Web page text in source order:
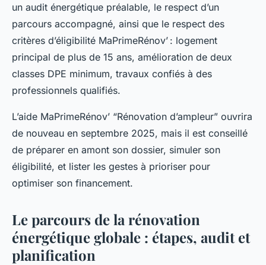
un audit énergétique préalable, le respect d’un
parcours accompagné, ainsi que le respect des
critères d’éligibilité MaPrimeRénov’ : logement
principal de plus de 15 ans, amélioration de deux
classes DPE minimum, travaux confiés à des
professionnels qualifiés.
L’aide MaPrimeRénov’ “Rénovation d’ampleur” ouvrira
de nouveau en septembre 2025, mais il est conseillé
de préparer en amont son dossier, simuler son
éligibilité, et lister les gestes à prioriser pour
optimiser son financement.
Le parcours de la rénovation
énergétique globale : étapes, audit et
planification